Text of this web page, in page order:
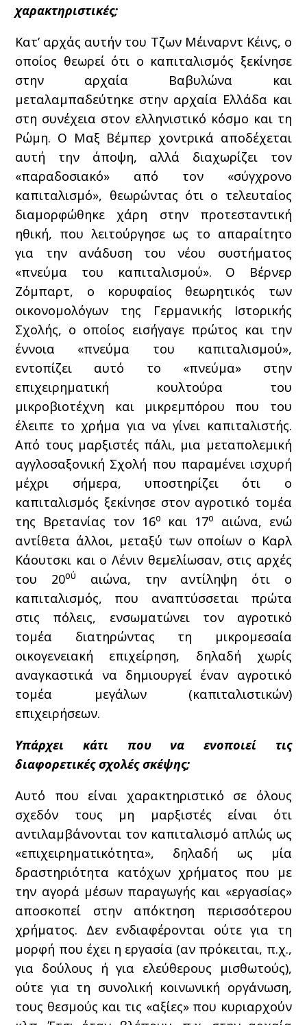
χαρακτηριστικές;
Κατ’ αρχάς αυτήν του Τζων Μέιναρντ Κέινς, ο
οποίος θεωρεί ότι ο καπιταλισμός ξεκίνησε
στην αρχαία Βαβυλώνα και
μεταλαμπαδεύτηκε στην αρχαία Ελλάδα και
στη συνέχεια στον ελληνιστικό κόσμο και τη
Ρώμη. Ο Μαξ Βέμπερ χοντρικά αποδέχεται
αυτή την άποψη, αλλά διαχωρίζει τον
«παραδοσιακό» από τον «σύγχρονο
καπιταλισμό», θεωρώντας ότι ο τελευταίος
διαμορφώθηκε χάρη στην προτεσταντική
ηθική, που λειτούργησε ως το απαραίτητο
για την ανάδυση του νέου συστήματος
«πνεύμα του καπιταλισμού». Ο Βέρνερ
Ζόμπαρτ, ο κορυφαίος θεωρητικός των
οικονομολόγων της Γερμανικής Ιστορικής
Σχολής, ο οποίος εισήγαγε πρώτος και την
έννοια «πνεύμα του καπιταλισμού»,
εντοπίζει αυτό το «πνεύμα» στην
επιχειρηματική κουλτούρα του
μικροβιοτέχνη και μικρεμπόρου που του
έλειπε το χρήμα για να γίνει καπιταλιστής.
Από τους μαρξιστές πάλι, μια μεταπολεμική
αγγλοσαξονική Σχολή που παραμένει ισχυρή
μέχρι σήμερα, υποστηρίζει ότι ο
καπιταλισμός ξεκίνησε στον αγροτικό τομέα
της Βρετανίας τον 16ο και 17ο
αιώνα, ενώ
αντίθετα άλλοι, μεταξύ των οποίων ο Καρλ
Κάουτσκι και ο Λένιν θεμελίωσαν, στις αρχές
του 20ού
αιώνα, την αντίληψη ότι ο
καπιταλισμός, που αναπτύσσεται πρώτα
στις πόλεις, ενσωματώνει τον αγροτικό
τομέα διατηρώντας τη μικρομεσαία
οικογενειακή επιχείρηση, δηλαδή χωρίς
αναγκαστικά να δημιουργεί έναν αγροτικό
τομέα μεγάλων (καπιταλιστικών)
επιχειρήσεων.
Υπάρχει κάτι που να ενοποιεί τις
διαφορετικές σχολές σκέψης;
Αυτό που είναι χαρακτηριστικό σε όλους
σχεδόν τους μη μαρξιστές είναι ότι
αντιλαμβάνονται τον καπιταλισμό απλώς ως
«επιχειρηματικότητα», δηλαδή ως μία
δραστηριότητα κατόχων χρήματος που με
την αγορά μέσων παραγωγής και «εργασίας»
αποσκοπεί στην απόκτηση περισσότερου
χρήματος. Δεν ενδιαφέρονται ούτε για τη
μορφή που έχει η εργασία (αν πρόκειται, π.χ.,
για δούλους ή για ελεύθερους μισθωτούς),
ούτε για τη συνολική κοινωνική οργάνωση,
τους θεσμούς και τις «αξίες» που κυριαρχούν